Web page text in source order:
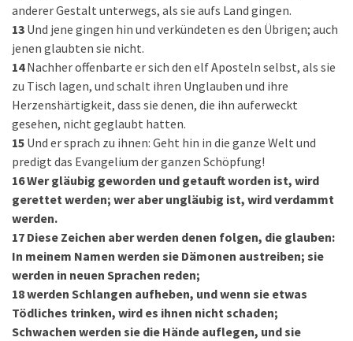
anderer Gestalt unterwegs, als sie aufs Land gingen.
13 Und jene gingen hin und verkündeten es den Übrigen; auch
jenen glaubten sie nicht.
14 Nachher offenbarte er sich den elf Aposteln selbst, als sie
zu Tisch lagen, und schalt ihren Unglauben und ihre
Herzenshärtigkeit, dass sie denen, die ihn auferweckt
gesehen, nicht geglaubt hatten.
15 Und er sprach zu ihnen: Geht hin in die ganze Welt und
predigt das Evangelium der ganzen Schöpfung!
16Wer gläubig geworden und getauft worden ist, wird
gerettet werden; wer aber ungläubig ist, wird verdammt
werden.
17 Diese Zeichen aber werden denen folgen, die glauben:
In meinem Namen werden sie Dämonen austreiben; sie
werden in neuen Sprachen reden;
18werden Schlangen aufheben, und wenn sie etwas
Tödliches trinken, wird es ihnen nicht schaden;
Schwachen werden sie die Hände auflegen, und sie